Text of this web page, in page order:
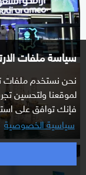
سياسة ملفات
نحن نستخدم ملفات
لموقعنا ولتحسين
فإنك توافق على
سياسية الخصوصية